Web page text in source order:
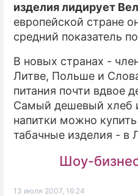
изделия лидирует
европейской стране
средний показатель
В новых странах -
Литве, Польше и
питания почти вдвое
Самый дешевый хлеб
напитки можно
табачные изделия - в
Шоу-
13 июля 2007, 16:24